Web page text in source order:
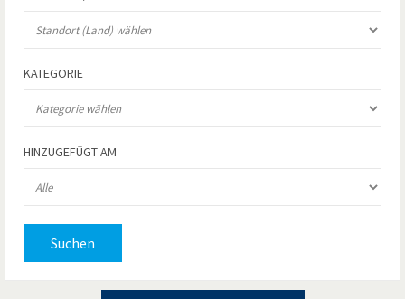
KATEGORIE
HINZUGEFÜGT AM
Suchen